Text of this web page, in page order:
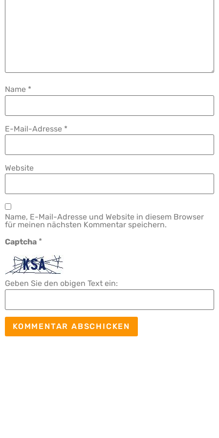
Name *
E-Mail-Adresse *
Website
Name, E-Mail-Adresse und Website in diesem Browser
für meinen nächsten Kommentar speichern.
Captcha *
Geben Sie den obigen Text ein: